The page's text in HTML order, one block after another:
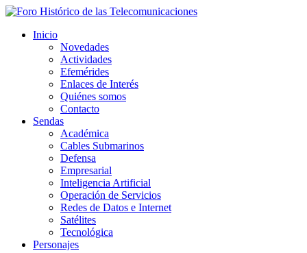
Inicio
Novedades
Actividades
Efemérides
Enlaces de Interés
Quiénes somos
Contacto
Sendas
Académica
Cables Submarinos
Defensa
Empresarial
Inteligencia Artificial
Operación de Servicios
Redes de Datos e Internet
Satélites
Tecnológica
Personajes